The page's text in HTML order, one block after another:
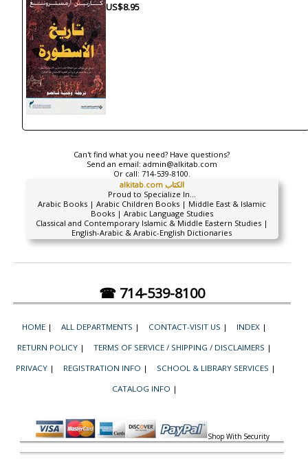
US$8.95
Can't find what you need? Have questions?
Send an email: admin@alkitab.com
Or call: 714-539-8100.
alkitab.com الكتاب
Proud to Specialize In...
Arabic Books | Arabic Children Books | Middle East & Islamic
Books | Arabic Language Studies
Classical and Contemporary Islamic & Middle Eastern Studies |
English-Arabic & Arabic-English Dictionaries
☎ 714-539-8100
HOME | ALL DEPARTMENTS | CONTACT-VISIT US | INDEX |
RETURN POLICY | TERMS OF SERVICE / SHIPPING / DISCLAIMERS |
PRIVACY | REGISTRATION INFO | SCHOOL & LIBRARY SERVICES |
CATALOG INFO |
Shop With Security